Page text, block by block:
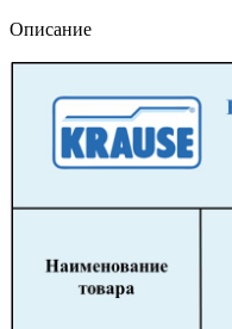
KRAUSE
Описание